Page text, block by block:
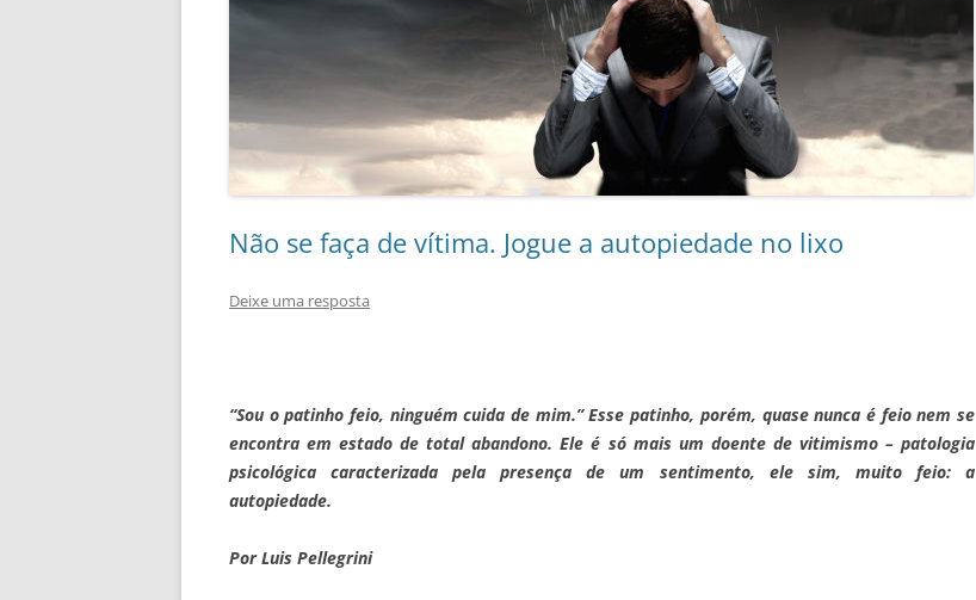
Não se faça de vítima. Jogue a autopiedade no lixo
Deixe uma resposta
“Sou o patinho feio, ninguém cuida de mim.” Esse patinho, porém, quase nunca é feio nem se
encontra em estado de total abandono. Ele é só mais um doente de vitimismo – patologia
psicológica caracterizada pela presença de um sentimento, ele sim, muito feio: a
autopiedade.
Por Luis Pellegrini